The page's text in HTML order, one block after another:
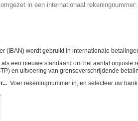
in een internationaal rekeningnummer:
(IBAN) wordt gebruikt in internationale
een nieuwe standaard om het aantal onjuiste
en uitvoering van grensoverschrijdende
Voer rekeningnummer in, en selecteer uw bank.